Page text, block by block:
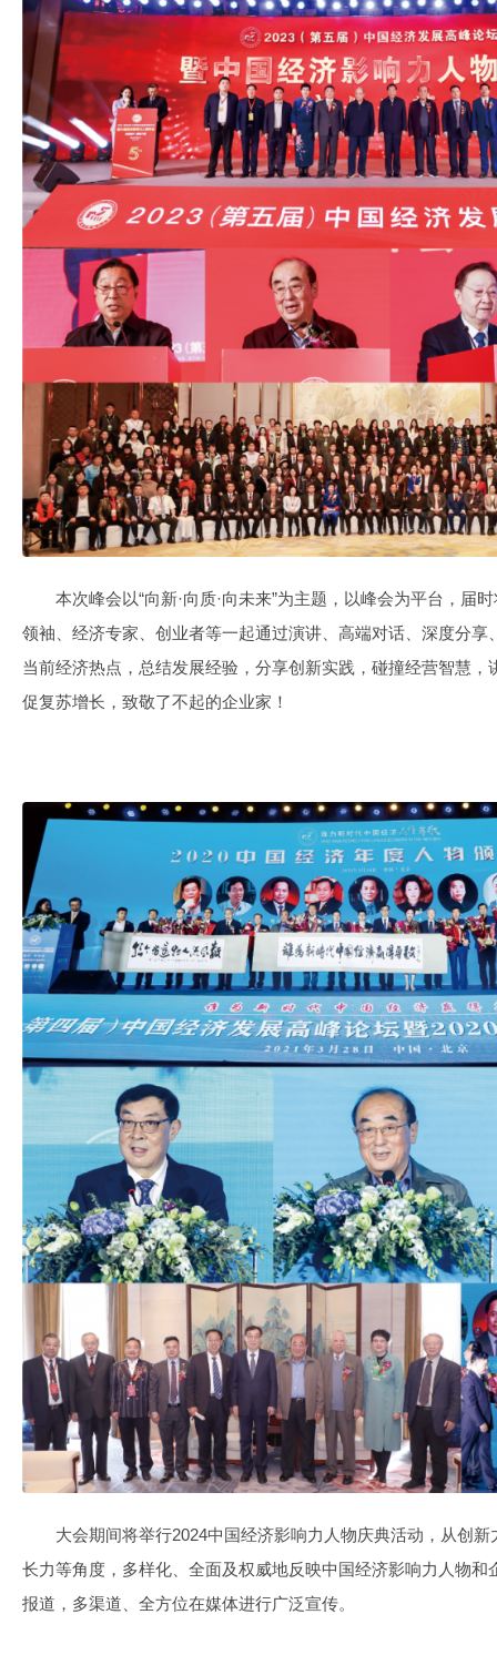
本次峰会以“向新·向质·向未来”为主题，以峰会为平台，届
领袖、经济专家、创业者等一起通过演讲、高端对话、深度分
当前经济热点，总结发展经验，分享创新实践，碰撞经营智慧
促复苏增长，致敬了不起的企业家！
大会期间将举行2024中国经济影响力人物庆典活动，从创
长力等角度，多样化、全面及权威地反映中国经济影响力人物
报道，多渠道、全方位在媒体进行广泛宣传。